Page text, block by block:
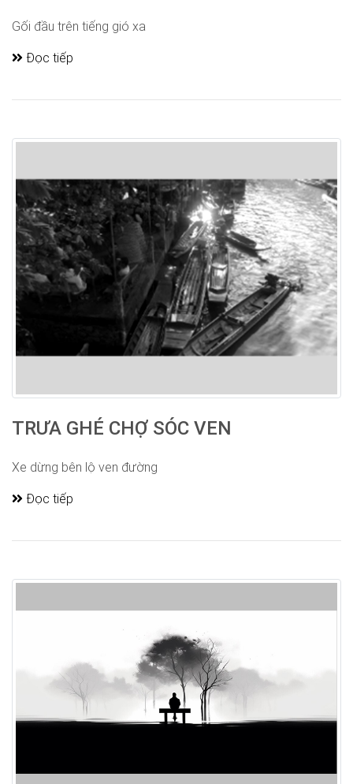
Gối đầu trên tiếng gió xa
Đọc tiếp
TRƯA GHÉ CHỢ SÓC VEN
Xe dừng bên lộ ven đường
Đọc tiếp